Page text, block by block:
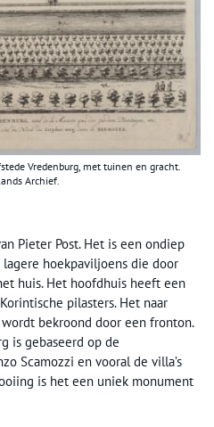
Vredenburg, met tuinen en gracht.
Archief.
Pieter Post. Het is een ondiep
hoekpaviljoens die door
huis. Het hoofdhuis heeft een
pilasters. Het naar
bekroond door een fronton.
is gebaseerd op de
Scamozzi en vooral de villa’s
is het een uniek monument